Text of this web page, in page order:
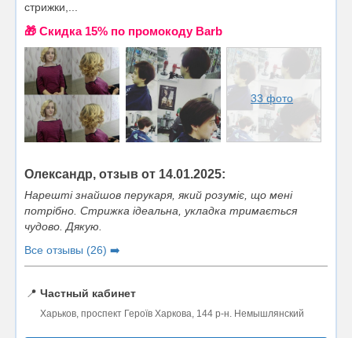
стрижки,...
🎁 Cкидка 15% по промокоду Barb
33 фото
Олександр, отзыв от 14.01.2025:
Нарешті знайшов перукаря, який розуміє, що мені
потрібно. Стрижка ідеальна, укладка тримається
чудово. Дякую.
Все отзывы (26) ➡️
📍 Частный кабинет
Харьков, проспект Героїв Харкова, 144 р-н. Немышлянский